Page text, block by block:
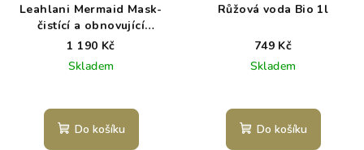
Leahlani Mermaid Mask-
čistící a obnovující
superfood maska
1 190 Kč
Skladem
Do košíku
Růžová voda Bio 1l
749 Kč
Skladem
Do košíku